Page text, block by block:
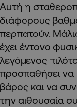
Αυτή η
διάφορους
περπατούν.
έχει έντονο
λεγόμενος
προσπαθήσει να
βάρος και να
την αιθουσαία